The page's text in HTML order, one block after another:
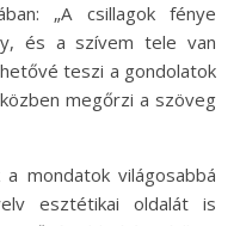
„A csillagok fénye
és a szívem tele van
teszi a gondolatok
megőrzi a szöveg
mondatok világosabbá
esztétikai oldalát is